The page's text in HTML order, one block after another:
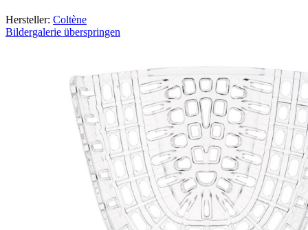
Hersteller: Coltène
Bildergalerie überspringen